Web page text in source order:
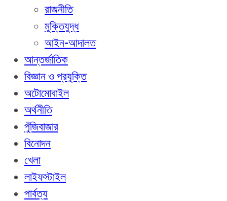
রাজনীতি
মুক্তিযুদ্ধ
আইন-আদালত
আন্তর্জাতিক
বিজ্ঞান ও প্রযুক্তি
অটোমোবাইল
অর্থনীতি
পুঁজিবাজার
বিনোদন
খেলা
লাইফস্টাইল
পার্বত্য